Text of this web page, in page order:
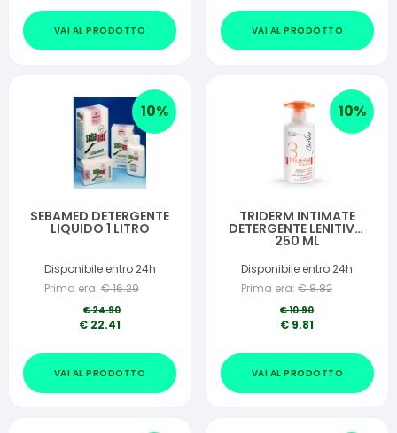
VAI AL PRODOTTO VAI AL PRODOTTO
10%
SEBAMED DETERGENTE
LIQUIDO 1 LITRO
Disponibile entro 24h
Prima era: €16.29
€24.90
€ 22.41
VAI AL PRODOTTO
10%
TRIDERM INTIMATE
DETERGENTE LENITIVO
250 ML
Disponibile entro 24h
Prima era: €8.82
€10.90
€ 9.81
VAI AL PRODOTTO